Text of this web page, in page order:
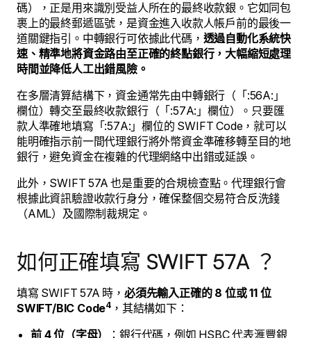
碼），正是用來識別受益人所在的最終收款銀。它如同包
裹上的最終郵遞區號，是資金進入收款人帳戶前的最後一
道關鍵指引。中轉銀行可依據此代碼， 透過自動化系統快
速、精準地將資金路由至正確的終點銀行，大幅縮短處理
時間並降低人工出錯風險。
在多層清算結構下，資金通常先由中轉銀行（「:56A:」
欄位）轉交至最終收款銀行（「:57A:」欄位）。只要匯
款人準確地填寫「:57A:」欄位的 SWIFT Code，就可以
能明確指示前一間代理銀行將外幣資金準確移轉至目的地
銀行，避免資金在複雜的代理網絡中出錯或延誤。
此外，SWIFT 57A 也是重要的合規檢查點。代理銀行會
根據此資訊驗證收款行身分，確保整個交易符合反洗錢
（AML）及國際制裁規定。
如何正確填寫 SWIFT 57A ？
填寫 SWIFT 57A 時， 必須先輸入正確的 8 位或 11 位
SWIFT/BIC Code4 ，其結構如下：
前 4 位（字母）
：銀行代碼，例如 HSBC 代表滙豐銀